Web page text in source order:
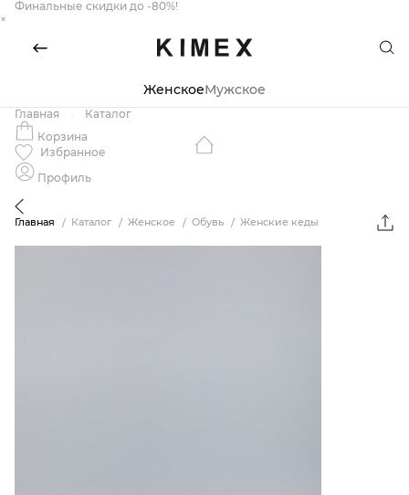
Финальные скидки до -80%!
×
ЖенскоеМужское
Главная
Каталог
Корзина
Избранное
Профиль
Главная Каталог Женское Обувь Женские кеды